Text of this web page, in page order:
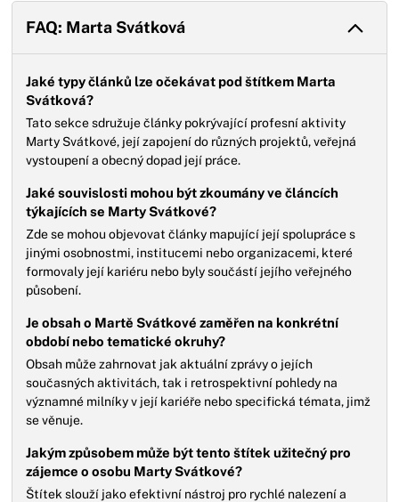
FAQ: Marta Svátková
Jaké typy článků lze očekávat pod štítkem Marta
Svátková?
Tato sekce sdružuje články pokrývající profesní aktivity
Marty Svátkové, její zapojení do různých projektů, veřejná
vystoupení a obecný dopad její práce.
Jaké souvislosti mohou být zkoumány ve článcích
týkajících se Marty Svátkové?
Zde se mohou objevovat články mapující její spolupráce s
jinými osobnostmi, institucemi nebo organizacemi, které
formovaly její kariéru nebo byly součástí jejího veřejného
působení.
Je obsah o Martě Svátkové zaměřen na konkrétní
období nebo tematické okruhy?
Obsah může zahrnovat jak aktuální zprávy o jejích
současných aktivitách, tak i retrospektivní pohledy na
významné milníky v její kariéře nebo specifická témata, jimž
se věnuje.
Jakým způsobem může být tento štítek užitečný pro
zájemce o osobu Marty Svátkové?
Štítek slouží jako efektivní nástroj pro rychlé nalezení a